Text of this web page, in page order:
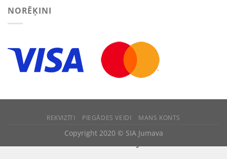
NORĒĶINI
REKVIZĪTI PIEGĀDES VEIDI MANS KONTS
Copyright 2020 © SIA Jumava